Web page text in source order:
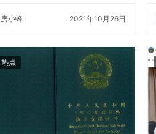
房小蜂 2021年10月26日
点